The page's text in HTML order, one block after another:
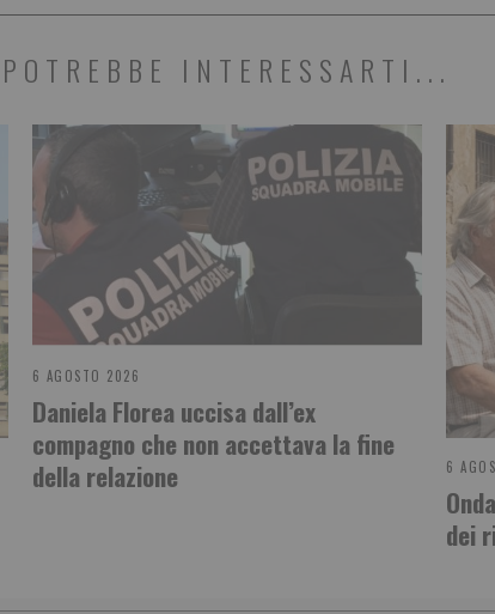
POTREBBE INTERESSARTI...
6 AGOSTO 2026
Daniela Florea uccisa dall’ex
compagno che non accettava la fine
della relazione
6
dei